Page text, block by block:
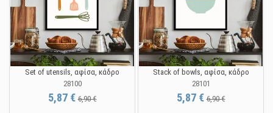
Set of utensils, αφίσα, κάδρο
28100
5,87 €6,90 €
Stack of bowls, αφίσα, κάδρο
28101
5,87 €6,90 €